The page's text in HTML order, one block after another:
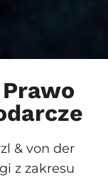
& von der
z zakresu